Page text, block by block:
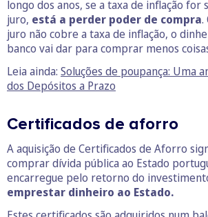
longo dos anos, se a taxa de inflação for
juro, está a perder poder de compra.
juro não cobre a taxa de inflação, o
banco vai dar para comprar menos
Leia ainda: Soluções de poupança: Uma
dos Depósitos a Prazo
Certificados de aforro
A aquisição de Certificados de Aforro
comprar dívida pública ao Estado
encarregue pelo retorno do
emprestar dinheiro ao Estado.